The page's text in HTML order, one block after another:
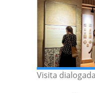
Visita dialogada